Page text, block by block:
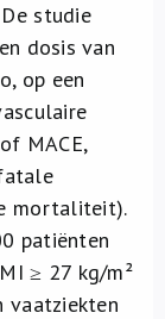
studie
dosis van
op een
of MACE,
mortaliteit).
patiënten
≥ 27 kg/m²
vaatziekten